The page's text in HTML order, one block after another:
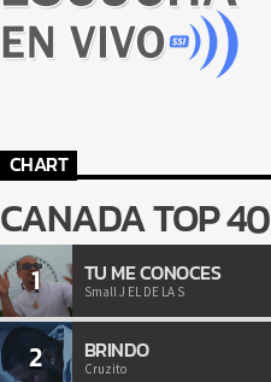
CHART
CANADA TOP 40
1 TU ME CONOCES
Small J EL DE LA S
2 BRINDO
Cruzito